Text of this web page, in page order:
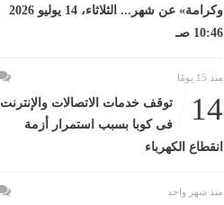
وكرامة» عن شهر... الثلاثاء، 14 يوليو 2026
10:46 صـ
منذ 15 يومًا
14
توقف خدمات الاتصالات والإنترنت
فى كوبا بسبب استمرار أزمة
انقطاع الكهرباء
منذ شهر واحد